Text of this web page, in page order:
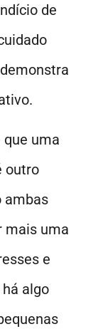
de
uma
outro
ambas
mais uma
e
algo